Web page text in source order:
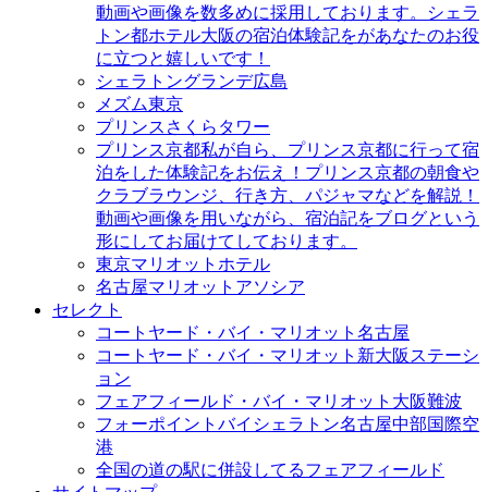
動画や画像を数多めに採用しております。シェラ
トン都ホテル大阪の宿泊体験記をがあなたのお役
に立つと嬉しいです！
シェラトングランデ広島
メズム東京
プリンスさくらタワー
プリンス京都私が自ら、プリンス京都に行って宿
泊をした体験記をお伝え！プリンス京都の朝食や
クラブラウンジ、行き方、パジャマなどを解説！
動画や画像を用いながら、宿泊記をブログという
形にしてお届けてしております。
東京マリオットホテル
名古屋マリオットアソシア
セレクト
コートヤード・バイ・マリオット名古屋
コートヤード・バイ・マリオット新大阪ステーシ
ョン
フェアフィールド・バイ・マリオット大阪難波
フォーポイントバイシェラトン名古屋中部国際空
港
全国の道の駅に併設してるフェアフィールド